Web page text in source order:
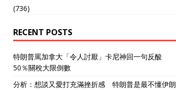
(736)
RECENT POSTS
特朗普罵加拿大「令人討厭」卡尼神回一句反酸
50％關稅大限倒數
分析：想談又愛打充滿挫折感 特朗普是最不懂伊朗